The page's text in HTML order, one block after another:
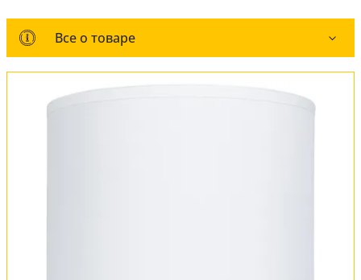
Все о товаре
Все о товаре